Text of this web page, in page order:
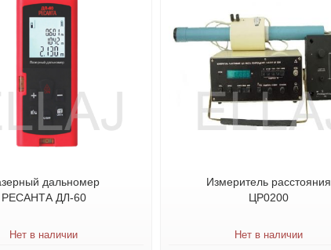
дальномер
РЕСАНТА ДЛ-60
Нет в наличии
Измеритель расстояния
ЦР0200
Нет в наличии